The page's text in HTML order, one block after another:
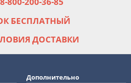
БЕСПЛАТНЫЙ
ДОСТАВКИ
Дополнительно